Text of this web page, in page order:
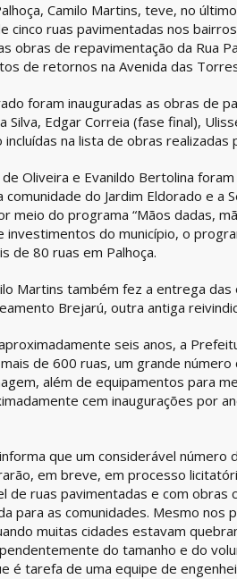
Camilo Martins, teve, no
cinco ruas pavimentadas nos
obras de repavimentação da Rua
de retornos na Avenida das
foram inauguradas as obras de
Silva, Edgar Correia (fase final),
na lista de obras realizadas
Oliveira e Evanildo Bertolina
comunidade do Jardim Eldorado e a
meio do programa “Mãos dadas,
investimentos do município, o
de 80 ruas em Palhoça.
Martins também fez a entrega das
Brejarú, outra antiga
seis anos, a
de 600 ruas, um grande
além de equipamentos para
cem inaugurações por
que um considerável
em breve, em processo
de ruas pavimentadas e com obras
para as comunidades. Mesmo nos
muitas cidades estavam
do tamanho e do
é tarefa de uma equipe de